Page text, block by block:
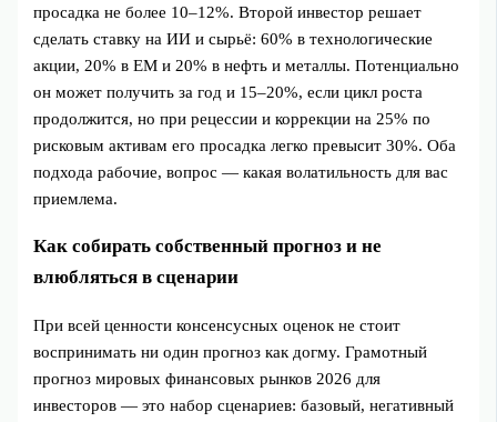
просадка не более 10–12%. Второй инвестор решает
сделать ставку на ИИ и сырьё: 60% в технологические
акции, 20% в EM и 20% в нефть и металлы. Потенциально
он может получить за год и 15–20%, если цикл роста
продолжится, но при рецессии и коррекции на 25% по
рисковым активам его просадка легко превысит 30%. Оба
подхода рабочие, вопрос — какая волатильность для вас
приемлема.
Как собирать собственный прогноз и не
влюбляться в сценарии
При всей ценности консенсусных оценок не стоит
воспринимать ни один прогноз как догму. Грамотный
прогноз мировых финансовых рынков 2026 для
инвесторов — это набор сценариев: базовый, негативный